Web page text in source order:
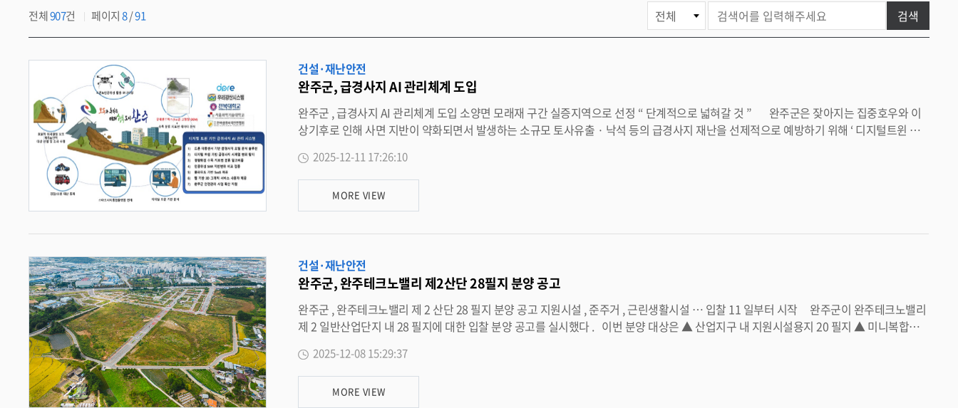
전체907건 페이지8/91
게
시
물
검색
건설·재난안전
완주군, 급경사지 AI 관리체계 도입
완주군 , 급경사지 AI 관리체계 도입 소양면 모래재 구간 실증지역으로 선정 “ 단계적으로 넓혀갈 것 ” 완주군은 잦아지는 집중호우와 이
상기후로 인해 사면 지반이 약화되면서 발생하는 소규모 토사유출 · 낙석 등의 급경사지 재난을 선제적으로 예방하기 위해 ‘ 디지털트윈 기
은 현장 점검과 육안 관찰에 의존해 위험 징후를 신속하게 파악하기 어려웠다 . 이에 완주군은 이러한 한계를 해결하고 보다 체계적인 관리
기반을 마련하기 위해 디지털트윈과 AI 기술을 결합한 스마트 재난관리 체계를 도입하기로 했다 . 이번 시스템은 급경사지의 지형 , 지반 , 배
. 또한 LiDAR, 드론 정사영상 , IoT 계측기 ( 변위계 · 경사계 · 배수위 센서 등 ) 를 활용해 실제 지형과 거의 동일한 가상환경을 구축하는 것
이 특징이다 . 완주군은 우선 소양면 모래재 4km 구간을 실증지역으로 선정해 시스템을 구축한 뒤 , 향후 적용 범위를 단계적으로 넓혀갈 계
사고 데이터를 분석해 사면별 위험 등급을 자동으로 산정한다 . 특히 육안으로 파악하기 어려운 미세한 움직임이나 배수 불량 등 사전 징후를
조기에 발견해 담당자에게 즉시 알림을 전송함으로써 급경사지의 상시 관리체계를 크게 강화할 것으로 기대된다 . 이 시스템이 구축되면 담
당자가 위험 구간의 상황을 원격으로 실시간 확인할 수 있어 현장 출동 전 정확한 판단과 조치가 가능해진다 . 또한 위험도가 상승할 경우 재
난안전상황실 – 현장 담당자 – 유관 부서로 경보가 자동 전송돼 대응 시간이 크게 단축될 것으로 전망된다 . 완주군은 이번 시스템을 노후 급
경사지 분석 , 우기 대비 위험구간 선별 , 중장기 보강계획 수립 등 재난안전 행정 전반에 활용해 재난예측 기반 스마트도시 조성에 박차를 가
할 계획이다 . 유희태 완주군수는 “ 디지털트윈과 AI 기술을 적용하면 급경사지 관리가 기존의 ‘ 사후 대응 ’ 에서 ‘ 사전 예방 · 예측 ’ 중심으
2025-12-11 17:26:10
MORE VIEW
건설·재난안전
완주군, 완주테크노밸리 제2산단 28필지 분양 공고
완주군 , 완주테크노밸리 제 2 산단 28 필지 분양 공고 지원시설 , 준주거 , 근린생활시설 … 입찰 11 일부터 시작 완주군이 완주테크노밸리
제 2 일반산업단지 내 28 필지에 대한 입찰 분양 공고를 실시했다 . 이번 분양 대상은 ▲ 산업지구 내 지원시설용지 20 필지 ▲ 미니복합타
린생활시설용지 150 필지 , 초 · 중등학교 및 어린이집 부지 등으로 구성되며 , 총 3,354 세대 , 약 8,386 명의 인구 유입이 예상되는 대규모 복
합 주거공간이다 . 또한 , 최근 지원시설용지 5 블럭에 복합쇼핑센터 조성을 위한 부지 계약을 로젠 ( 주 ) 과 체결했으며 , 8 블럭은 문화선도
산업단지 공모사업에 선정돼 랜드마크 조성사업을 추진 중이다 . 완주테크노밸리 제 2 산업단지는 익산 IC, 익산 ~ 장수 고속도로 , 순천 ~ 완
2025-12-08 15:29:37
MORE VIEW